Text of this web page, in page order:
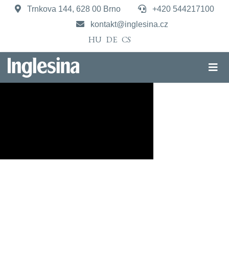
Trnkova 144, 628 00 Brno
+420 544217100
kontakt@inglesina.cz
HU DE CS